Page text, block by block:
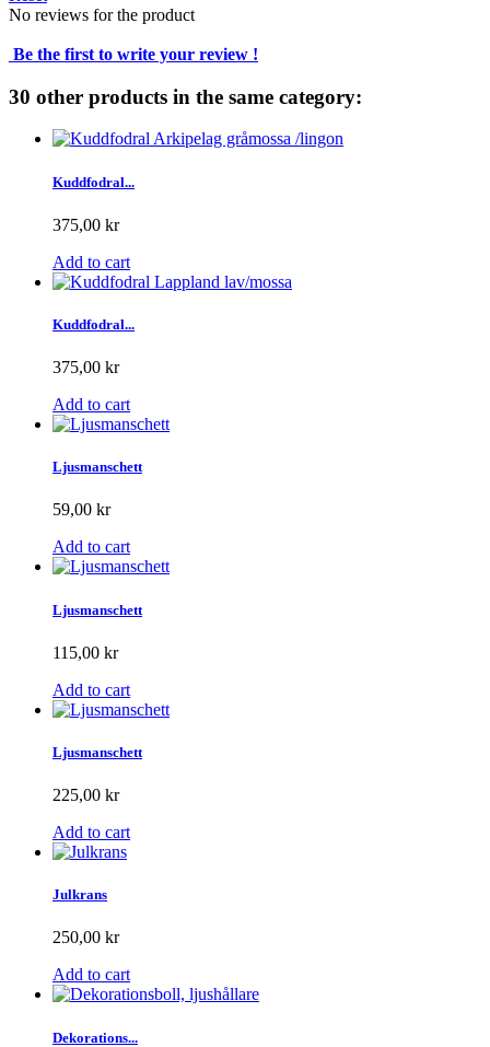
No reviews for the product
Be the first to write your review !
30 other products in the same category:
Kuddfodral...
375,00 kr
Add to cart
Kuddfodral...
375,00 kr
Add to cart
Ljusmanschett
59,00 kr
Add to cart
Ljusmanschett
115,00 kr
Add to cart
Ljusmanschett
225,00 kr
Add to cart
Julkrans
250,00 kr
Add to cart
Dekorations...